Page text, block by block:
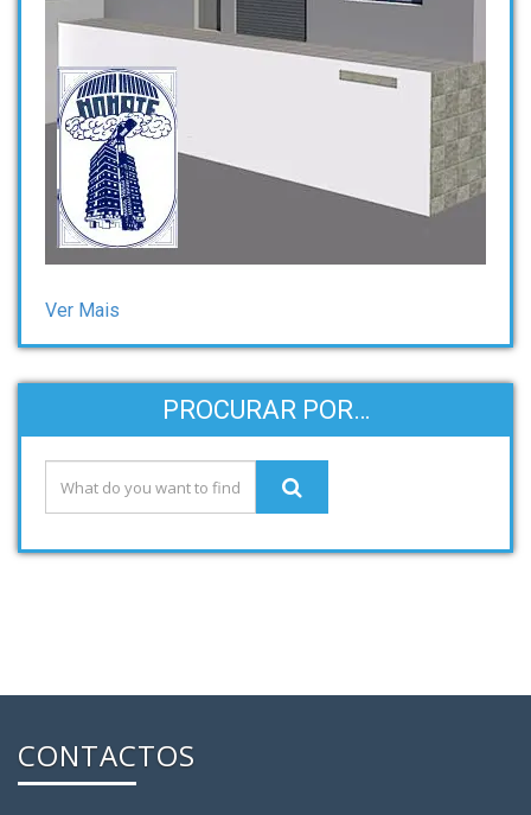
Ver Mais
PROCURAR POR…
CONTACTOS